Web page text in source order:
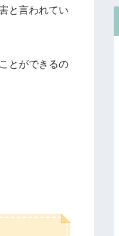
と言われてい
とができるの